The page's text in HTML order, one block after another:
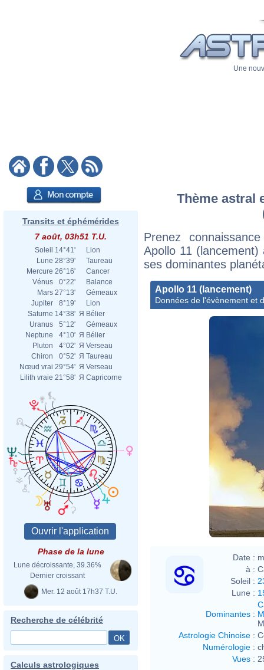
Une
Transits et éphémérides
7 août, 03h51 T.U.
Soleil 14°41'
Lion
Lune 28°39'
Taureau
Mercure 26°16'
Cancer
Vénus
0°22'
Balance
Mars 27°13'
Gémeaux
Jupiter
8°19'
Lion
Saturne 14°38' Я Bélier
Uranus
5°12'
Gémeaux
Neptune
4°10' Я Bélier
Pluton
4°02' Я Verseau
Chiron
0°52' Я Taureau
Nœud vrai 29°54' Я Verseau
Lilith vraie 21°58' Я Capricorne
Phase de la lune
Lune décroissante, 39.36%
Dernier croissant
Mer. 12 août 17h37 T.U.
Recherche de célébrité
Calculs astrologiques
Thème astral
Prenez
Apollo 11
ses dominantes
Apollo 11 (lancement)
Données de l'évènement et
Date :
à :
Soleil :
Lune :
Dominantes :
Astrologie Chinoise :
Numérologie :
Vues :